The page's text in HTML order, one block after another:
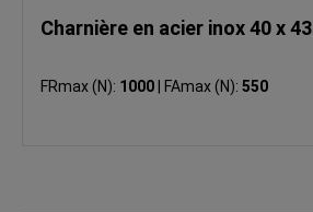
Charnière en acier inox 40 x 43
FRmax (N): 1000 FAmax (N): 550